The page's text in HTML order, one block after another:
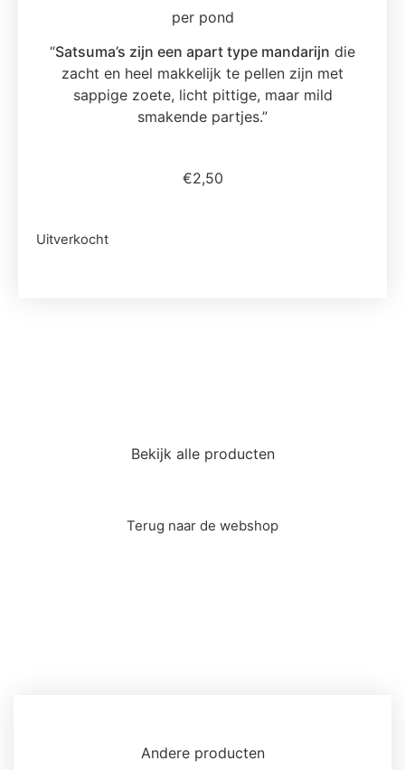
per pond
“Satsuma’s zijn een apart type mandarijn die
zacht en heel makkelijk te pellen zijn met
sappige zoete, licht pittige, maar mild
smakende partjes.”
€2,50
Uitverkocht
Bekijk alle producten
Terug naar de webshop
Andere producten